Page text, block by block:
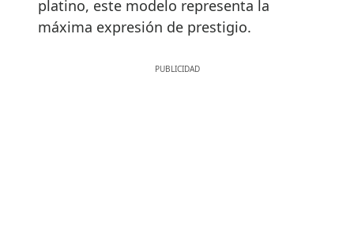
platino, este modelo representa la
máxima expresión de prestigio.